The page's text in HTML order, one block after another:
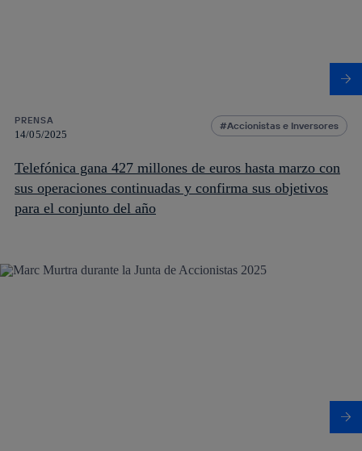
PRENSA
14/05/2025
Accionistas e Inversores
Telefónica gana 427 millones de euros hasta marzo con
sus operaciones continuadas y confirma sus objetivos
para el conjunto del año